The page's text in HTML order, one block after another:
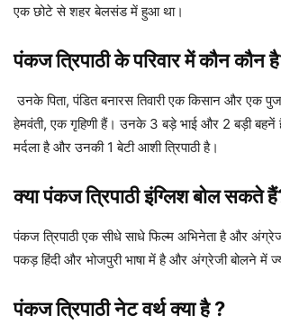
एक छोटे से शहर बेलसंड में हुआ था।
पंकज त्रिपाठी के परिवार में कौन कौन
उनके पिता, पंडित बनारस तिवारी एक किसान और एक
हेमवंती, एक गृहिणी हैं। उनके 3 बड़े भाई और 2 बड़ी बहनें
मर्दला है और उनकी 1 बेटी आशी त्रिपाठी है।
क्या पंकज त्रिपाठी इंग्लिश बोल सकते
पंकज त्रिपाठी एक सीधे साधे फिल्म अभिनेता है और
पकड़ हिंदी और भोजपुरी भाषा में है और अंग्रेजी बोलने में
पंकज त्रिपाठी नेट वर्थ क्या है ?